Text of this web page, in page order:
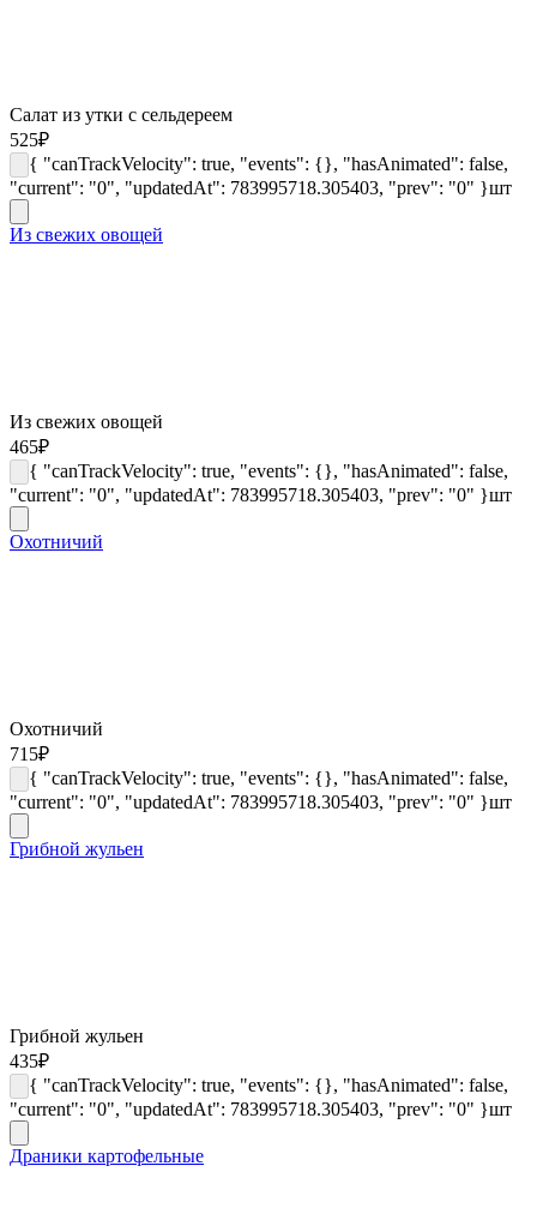
Салат из утки с сельдереем
525₽
{ "canTrackVelocity": true, "events": {}, "hasAnimated": false,
"current": "0", "updatedAt": 783995718.305403, "prev": "0" }шт
Из свежих овощей
Из свежих овощей
465₽
{ "canTrackVelocity": true, "events": {}, "hasAnimated": false,
"current": "0", "updatedAt": 783995718.305403, "prev": "0" }шт
Охотничий
Охотничий
715₽
{ "canTrackVelocity": true, "events": {}, "hasAnimated": false,
"current": "0", "updatedAt": 783995718.305403, "prev": "0" }шт
Грибной жульен
Грибной жульен
435₽
{ "canTrackVelocity": true, "events": {}, "hasAnimated": false,
"current": "0", "updatedAt": 783995718.305403, "prev": "0" }шт
Драники картофельные